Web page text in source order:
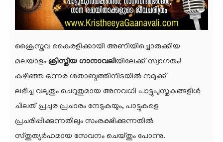
ക്രൈസ്തവ കൈരളിക്കായി അണിയിച്ചൊരുക്കിയ
മലയാളം ക്രിസ്തീയ ഗാനാവലിയിലേക്ക് സ്വാഗതം!
കഴിഞ്ഞ ഒന്നര ശതാബ്ദത്തിനിടയിൽ നമുക്ക്
ലഭിച്ച വലുതും ചെറുതുമായ അനവധി പാട്ടുപുസ്തകങ്ങളിൾ
ചിലത് പ്രചുര പ്രചാരം നേടുകയും, പാട്ടുകളെ
പ്രചരിപ്പിക്കുന്നതിലും സംരക്ഷിക്കുന്നതിൽ
സ്തുത്യർഹമായ സേവനം ചെയ്തും പോന്നു.